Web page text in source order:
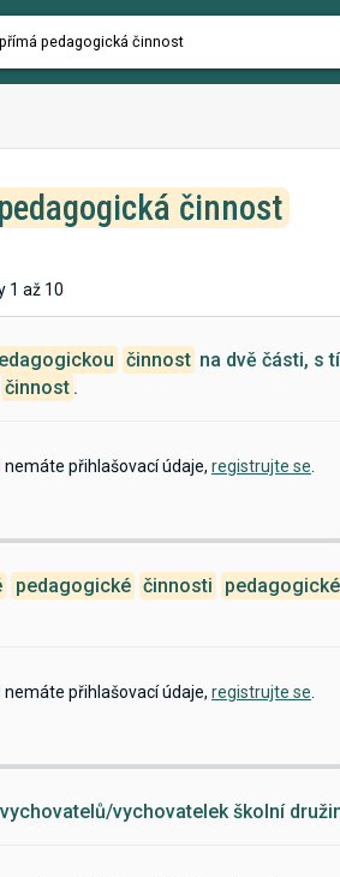
činnost
1 až 10
činnost na dvě části, s
činnost .
nemáte přihlašovací údaje, registrujte se
pedagogické činnosti
nemáte přihlašovací údaje, registrujte se
vychovatelek školní